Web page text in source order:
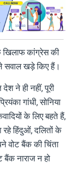
खिलाफ कांग्रेस की
ने सवाल खड़े किए हैं।
ने ही नहीं, पूरी
गांधी, सोनिया
के लिए बहते हैं,
रहे हिंदुओं, दलितों के
वोट बैंक की चिंता
बैंक नाराज न हो